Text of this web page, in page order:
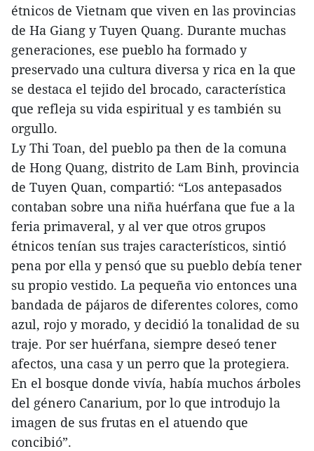
étnicos de Vietnam que viven en las provincias
de Ha Giang y Tuyen Quang. Durante muchas
generaciones, ese pueblo ha formado y
preservado una cultura diversa y rica en la que
se destaca el tejido del brocado, característica
que refleja su vida espiritual y es también su
orgullo.
Ly Thi Toan, del pueblo pa then de la comuna
de Hong Quang, distrito de Lam Binh, provincia
de Tuyen Quan, compartió: “Los antepasados
contaban sobre una niña huérfana que fue a la
feria primaveral, y al ver que otros grupos
étnicos tenían sus trajes característicos, sintió
pena por ella y pensó que su pueblo debía tener
su propio vestido. La pequeña vio entonces una
bandada de pájaros de diferentes colores, como
azul, rojo y morado, y decidió la tonalidad de su
traje. Por ser huérfana, siempre deseó tener
afectos, una casa y un perro que la protegiera.
En el bosque donde vivía, había muchos árboles
del género Canarium, por lo que introdujo la
imagen de sus frutas en el atuendo que
concibió”.